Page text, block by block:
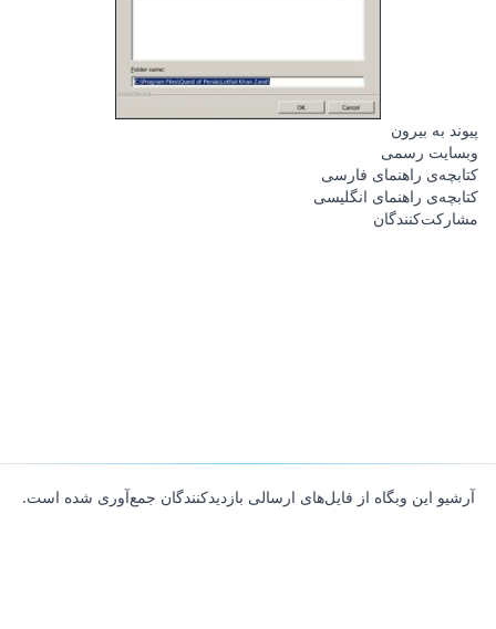
پیوند به بیرون
وبسایت رسمی
کتابچه‌ی راهنمای فارسی
کتابچه‌ی راهنمای انگلیسی
مشارکت‌کنندگان
آرشیو این وبگاه از فایل‌های ارسالی بازدیدکنندگان جمع‌آوری شده است.